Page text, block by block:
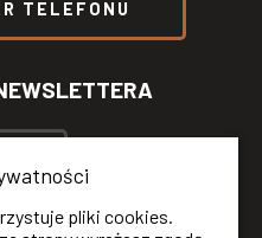
TELEFONU
pliki cookies.